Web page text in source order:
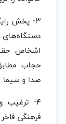
٣- پخش‌
اشخاص‌
حجاب‌
صدا و سیما
۴- ترغیب‌
فرهنگی‌